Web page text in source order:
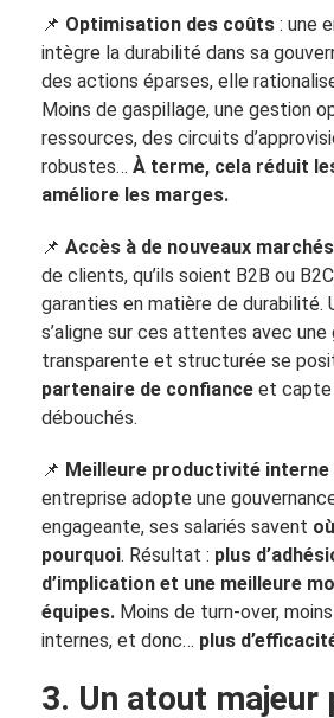
📌 Optimisation des coûts : une
intègre la durabilité dans sa
des actions éparses, elle
Moins de gaspillage, une gestion
ressources, des circuits
robustes… À terme, cela réduit
améliore les marges.
📌 Accès à de nouveaux marchés
de clients, qu’ils soient B2B ou
garanties en matière de durabilité.
s’aligne sur ces attentes avec une
transparente et structurée se
partenaire de confiance et capte
débouchés.
📌 Meilleure productivité interne
entreprise adopte une
engageante, ses salariés savent
pourquoi. Résultat : plus
d’implication et une meilleure
équipes. Moins de turn-over,
internes, et donc… plus
3. Un atout majeur